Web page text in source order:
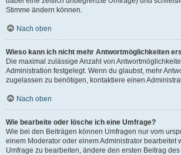
Stimme ändern können.
Nach oben
Wieso kann ich nicht mehr Antwortmöglichkeiten
Die maximal zulässige Anzahl von
Administration festgelegt. Wenn du glaubst, mehr
zugelassen zu benötigen, kontaktiere einen
Nach oben
Wie bearbeite oder lösche ich eine Umfrage?
Wie bei den Beiträgen können Umfragen nur vom
einem Moderator oder einem Administrator bearbeitet
Umfrage zu bearbeiten, ändere den ersten Beitrag